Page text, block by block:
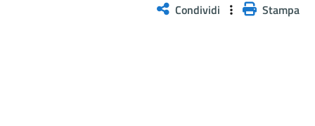
Condividi Stampa